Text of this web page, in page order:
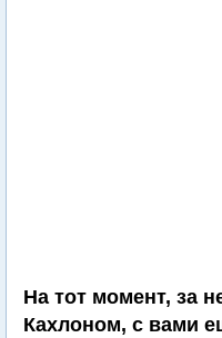
На тот момент, за
Кахлоном, с вами